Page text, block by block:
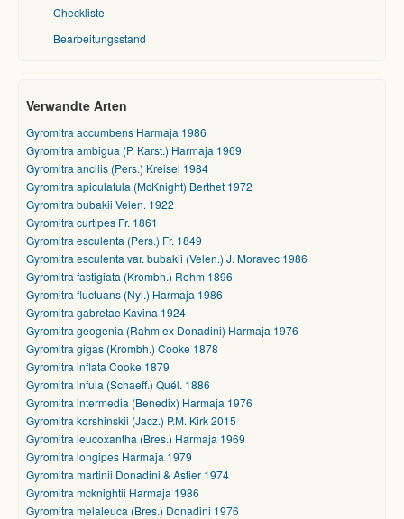
Checkliste
Bearbeitungsstand
Verwandte Arten
Gyromitra accumbens Harmaja 1986
Gyromitra ambigua (P. Karst.) Harmaja 1969
Gyromitra ancilis (Pers.) Kreisel 1984
Gyromitra apiculatula (McKnight) Berthet 1972
Gyromitra bubakii Velen. 1922
Gyromitra curtipes Fr. 1861
Gyromitra esculenta (Pers.) Fr. 1849
Gyromitra esculenta var. bubakii (Velen.) J. Moravec 1986
Gyromitra fastigiata (Krombh.) Rehm 1896
Gyromitra fluctuans (Nyl.) Harmaja 1986
Gyromitra gabretae Kavina 1924
Gyromitra geogenia (Rahm ex Donadini) Harmaja 1976
Gyromitra gigas (Krombh.) Cooke 1878
Gyromitra inflata Cooke 1879
Gyromitra infula (Schaeff.) Quél. 1886
Gyromitra intermedia (Benedix) Harmaja 1976
Gyromitra korshinskii (Jacz.) P.M. Kirk 2015
Gyromitra leucoxantha (Bres.) Harmaja 1969
Gyromitra longipes Harmaja 1979
Gyromitra martinii Donadini & Astier 1974
Gyromitra mcknightii Harmaja 1986
Gyromitra melaleuca (Bres.) Donadini 1976